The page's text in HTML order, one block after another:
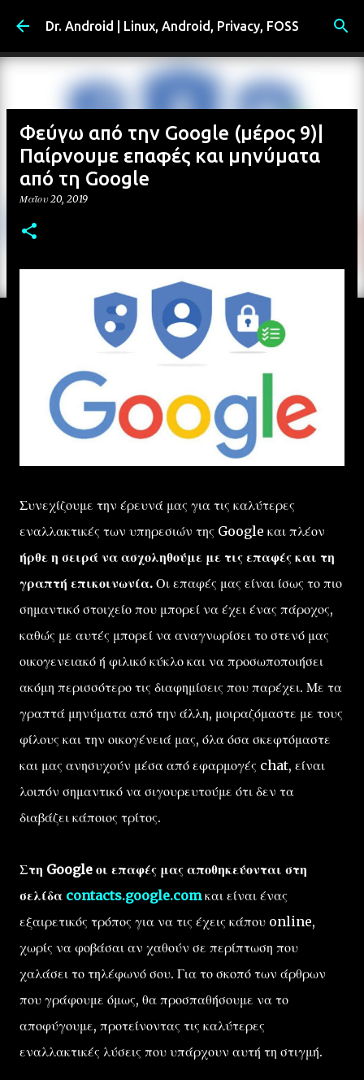
Μετάβαση στο κύριο περιεχόμενο
Dr. Android | Linux, Android, Privacy, FOSS
Φεύγω από την Google (μέρος 9)|
Παίρνουμε επαφές και μηνύματα
από τη Google
Μαΐου 20, 2019
Συνεχίζουμε την έρευνά μας για τις καλύτερες
εναλλακτικές των υπηρεσιών της Google και πλέον
ήρθε η σειρά να ασχοληθούμε με τις επαφές και τη
γραπτή επικοινωνία. Οι επαφές μας είναι ίσως το πιο
σημαντικό στοιχείο που μπορεί να έχει ένας πάροχος,
καθώς με αυτές μπορεί να αναγνωρίσει το στενό μας
οικογενειακό ή φιλικό κύκλο και να προσωποποιήσει
ακόμη περισσότερο τις διαφημίσεις που παρέχει. Με τα
γραπτά μηνύματα από την άλλη, μοιραζόμαστε με τους
φίλους και την οικογένειά μας, όλα όσα σκεφτόμαστε
και μας ανησυχούν μέσα από εφαρμογές chat, είναι
λοιπόν σημαντικό να σιγουρευτούμε ότι δεν τα
διαβάζει κάποιος τρίτος.
Στη Google οι επαφές μας αποθηκεύονται στη
σελίδα contacts.google.comκαι είναι ένας
εξαιρετικός τρόπος για να τις έχεις κάπου online,
χωρίς να φοβάσαι αν χαθούν σε περίπτωση που
χαλάσει το τηλέφωνό σου. Για το σκοπό των άρθρων
που γράφουμε όμως, θα προσπαθήσουμε να το
αποφύγουμε, προτείνοντας τις καλύτερες
εναλλακτικές λύσεις που υπάρχουν αυτή τη στιγμή.